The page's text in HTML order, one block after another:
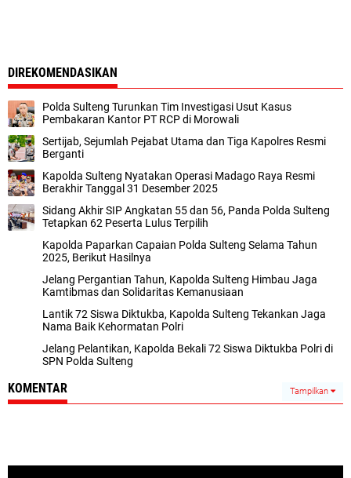
DIREKOMENDASIKAN
Polda Sulteng Turunkan Tim Investigasi Usut Kasus
Pembakaran Kantor PT RCP di Morowali
Sertijab, Sejumlah Pejabat Utama dan Tiga Kapolres Resmi
Berganti
Kapolda Sulteng Nyatakan Operasi Madago Raya Resmi
Berakhir Tanggal 31 Desember 2025
Sidang Akhir SIP Angkatan 55 dan 56, Panda Polda Sulteng
Tetapkan 62 Peserta Lulus Terpilih
Kapolda Paparkan Capaian Polda Sulteng Selama Tahun
2025, Berikut Hasilnya
Jelang Pergantian Tahun, Kapolda Sulteng Himbau Jaga
Kamtibmas dan Solidaritas Kemanusiaan
Lantik 72 Siswa Diktukba, Kapolda Sulteng Tekankan Jaga
Nama Baik Kehormatan Polri
Jelang Pelantikan, Kapolda Bekali 72 Siswa Diktukba Polri di
SPN Polda Sulteng
KOMENTAR Tampilkan